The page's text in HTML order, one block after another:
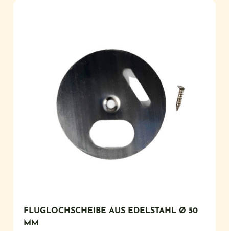
FLUGLOCHSCHEIBE AUS EDELSTAHL Ø 50
MM